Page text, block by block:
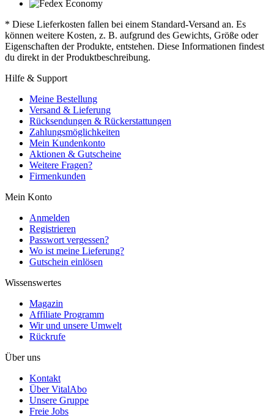
* Diese Lieferkosten fallen bei einem Standard-Versand an. Es
können weitere Kosten, z. B. aufgrund des Gewichts, Größe oder
Eigenschaften der Produkte, entstehen. Diese Informationen findest
du direkt in der Produktbeschreibung.
Hilfe & Support
Meine Bestellung
Versand & Lieferung
Rücksendungen & Rückerstattungen
Zahlungsmöglichkeiten
Mein Kundenkonto
Aktionen & Gutscheine
Weitere Fragen?
Firmenkunden
Mein Konto
Anmelden
Registrieren
Passwort vergessen?
Wo ist meine Lieferung?
Gutschein einlösen
Wissenswertes
Magazin
Affiliate Programm
Wir und unsere Umwelt
Rückrufe
Über uns
Kontakt
Über VitalAbo
Unsere Gruppe
Freie Jobs